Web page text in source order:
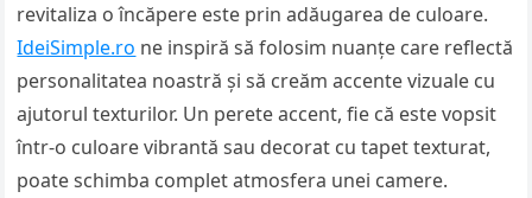
revitaliza o încăpere este prin adăugarea de culoare.
IdeiSimple.ro ne inspiră să folosim nuanțe care reflectă
personalitatea noastră și să creăm accente vizuale cu
ajutorul texturilor. Un perete accent, fie că este vopsit
într-o culoare vibrantă sau decorat cu tapet texturat,
poate schimba complet atmosfera unei camere.